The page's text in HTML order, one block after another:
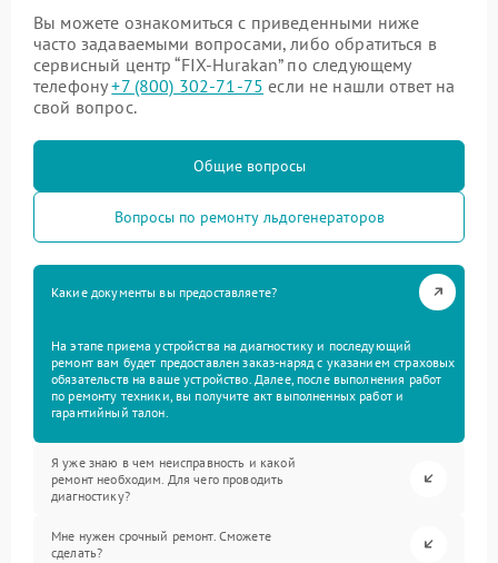
Вы можете ознакомиться с приведенными ниже
часто задаваемыми вопросами, либо обратиться в
сервисный центр “FIX-Hurakan” по следующему
телефону+7 (800) 302-71-75 если не нашли ответ на
свой вопрос.
Общие вопросы
Вопросы по ремонту льдогенераторов
Какие документы вы предоставляете?
На этапе приема устройства на диагностику и последующий
ремонт вам будет предоставлен заказ-наряд с указанием страховых
обязательств на ваше устройство. Далее, после выполнения работ
по ремонту техники, вы получите акт выполненных работ и
гарантийный талон.
Я уже знаю в чем неисправность и какой
ремонт необходим. Для чего проводить
диагностику?
Мне нужен срочный ремонт. Сможете
сделать?